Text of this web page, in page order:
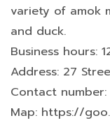
variety of amok
and duck.
Business hours:
Address: 27
Contact number:
Map: https://